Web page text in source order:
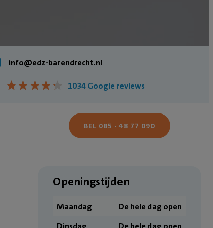
info@edz-barendrecht.nl
★★★★★
★★★★★ 1034 Google reviews
BEL 085 - 48 77 090
Openingstijden
Maandag
De hele dag open